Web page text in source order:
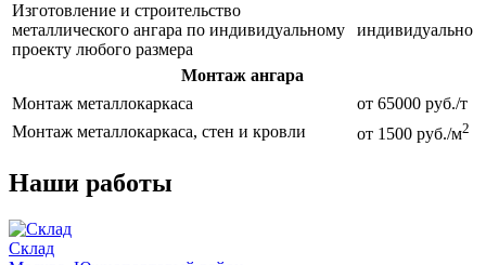
Изготовление и строительство
металлического ангара по индивидуальному
проекту любого размера
индивидуально
Монтаж ангара
Монтаж металлокаркаса
от 65000 руб./т
Монтаж металлокаркаса, стен и кровли
от 1500 руб./м2
Наши работы
Склад